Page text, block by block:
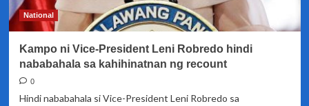
kay
Vice-
Leni
Robredo,
Malakanyang
National
Kampo ni Vice-President Leni Robredo hindi
nababahala sa kahihinatnan ng recount
0
Hindi nababahala si Vice-President Leni Robredo sa